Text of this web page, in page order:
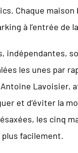
Chaque
à l’entrée de
indépendantes,
les unes par
Lavoisier,
et d’éviter la
les cinq
facilement.